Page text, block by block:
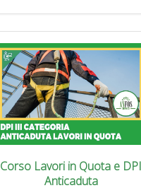
Corso Lavori in Quota e
Anticaduta